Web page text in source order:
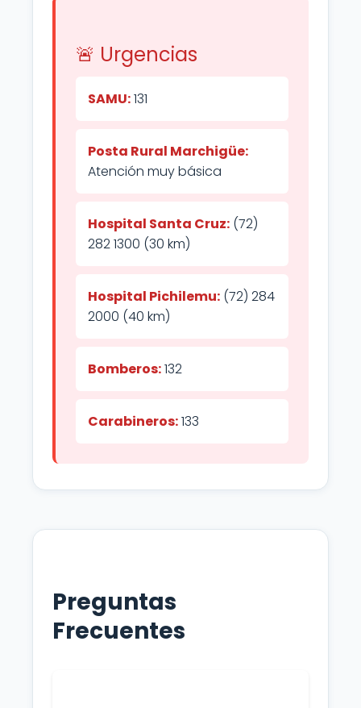
🚨 Urgencias
SAMU:131
Posta Rural Marchigüe:
Atención muy básica
Hospital Santa Cruz: (72)
282 1300 (30 km)
Hospital Pichilemu: (72) 284
2000 (40 km)
Bomberos:132
Carabineros:133
Preguntas
Frecuentes